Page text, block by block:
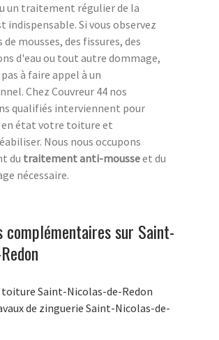
un traitement régulier de la
indispensable. Si vous observez
de mousses, des fissures, des
d'eau ou tout autre dommage,
à faire appel à un
Chez Couvreur 44 nos
qualifiés interviennent pour
état votre toiture et
Nous nous occupons
du traitement anti-mousseet du
nécessaire.
complémentaires sur Saint-
Saint-Nicolas-de-Redon
de zinguerie Saint-Nicolas-de-